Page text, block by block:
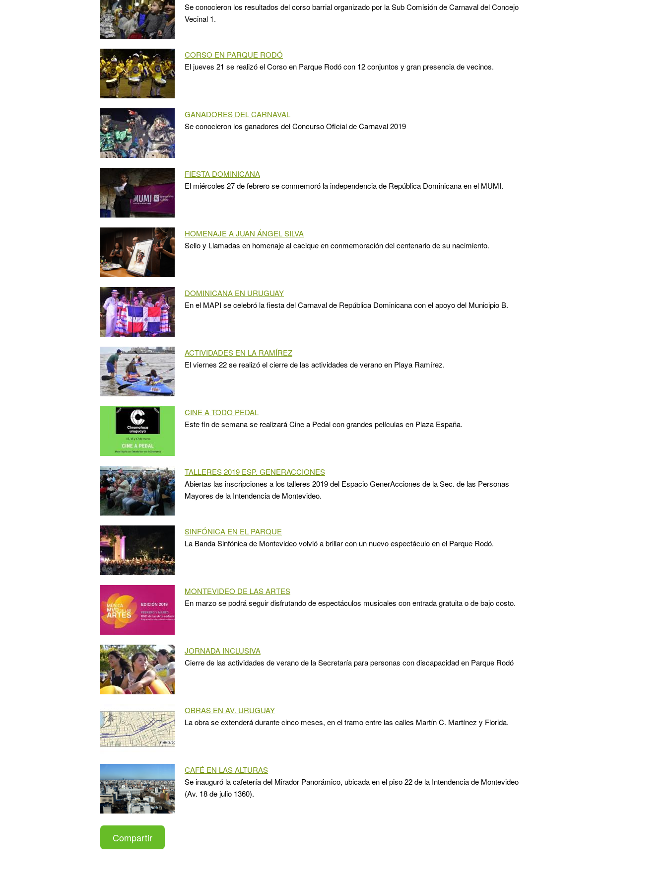
Se conocieron los resultados del corso barrial organizado por la Sub Comisión de Carnaval del Concejo
Vecinal 1.
CORSO EN PARQUE RODÓ
El jueves 21 se realizó el Corso en Parque Rodó con 12 conjuntos y gran presencia de vecinos.
GANADORES DEL CARNAVAL
Se conocieron los ganadores del Concurso Oficial de Carnaval 2019
FIESTA DOMINICANA
El miércoles 27 de febrero se conmemoró la independencia de República Dominicana en el MUMI.
HOMENAJE A JUAN ÁNGEL SILVA
Sello y Llamadas en homenaje al cacique en conmemoración del centenario de su nacimiento.
DOMINICANA EN URUGUAY
En el MAPI se celebró la fiesta del Carnaval de República Dominicana con el apoyo del Municipio B.
ACTIVIDADES EN LA RAMÍREZ
El viernes 22 se realizó el cierre de las actividades de verano en Playa Ramírez.
CINE A TODO PEDAL
Este fin de semana se realizará Cine a Pedal con grandes películas en Plaza España.
TALLERES 2019 ESP. GENERACCIONES
Abiertas las inscripciones a los talleres 2019 del Espacio GenerAcciones de la Sec. de las Personas
Mayores de la Intendencia de Montevideo.
SINFÓNICA EN EL PARQUE
La Banda Sinfónica de Montevideo volvió a brillar con un nuevo espectáculo en el Parque Rodó.
MONTEVIDEO DE LAS ARTES
En marzo se podrá seguir disfrutando de espectáculos musicales con entrada gratuita o de bajo costo.
JORNADA INCLUSIVA
Cierre de las actividades de verano de la Secretaría para personas con discapacidad en Parque Rodó
OBRAS EN AV. URUGUAY
La obra se extenderá durante cinco meses, en el tramo entre las calles Martín C. Martínez y Florida.
CAFÉ EN LAS ALTURAS
Se inauguró la cafetería del Mirador Panorámico, ubicada en el piso 22 de la Intendencia de Montevideo
(Av. 18 de julio 1360).
Compartir